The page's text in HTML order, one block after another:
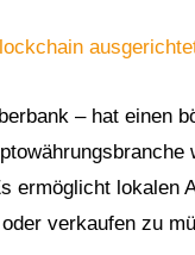
– hat einen
ermöglicht lokalen
verkaufen zu